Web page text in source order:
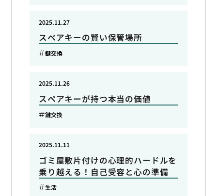
スペアキーの賢い保管場所
2025.11.27
鍵交換
スペアキーが持つ本当の価値
2025.11.26
鍵交換
ゴミ屋敷片付けの心理的ハードルを
乗り越える！自己受容と心の準備
2025.11.11
生活